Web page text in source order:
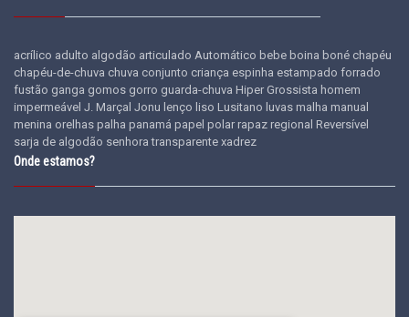
acrílico adulto algodão articulado Automático bebe boina boné chapéu
chapéu-de-chuva chuva conjunto criança espinha estampado forrado
fustão ganga gomos gorro guarda-chuva Hiper Grossista homem
impermeável J. Marçal Jonu lenço liso Lusitano luvas malha manual
menina orelhas palha panamá papel polar rapaz regional Reversível
sarja de algodão senhora transparente xadrez
Onde estamos?